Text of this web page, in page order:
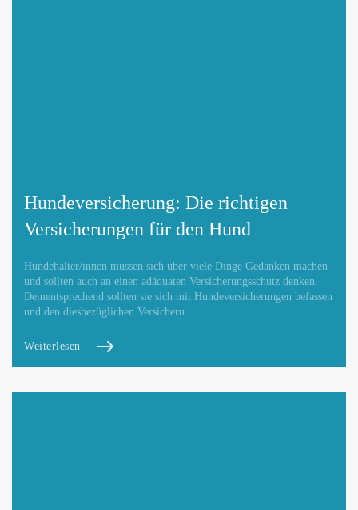
Hundeversicherung: Die richtigen
Versicherungen für den Hund
Hundehalter/innen müssen sich über viele Dinge Gedanken machen
und sollten auch an einen adäquaten Versicherungsschutz denken.
Dementsprechend sollten sie sich mit Hundeversicherungen befassen
und den diesbezüglichen Versicheru…
Weiterlesen